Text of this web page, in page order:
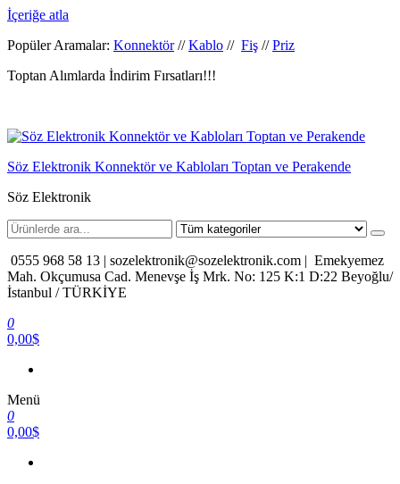
İçeriğe atla
Popüler Aramalar: Konnektör//Kablo // Fiş //Priz
Toptan Alımlarda İndirim Fırsatları!!!
Söz Elektronik Konnektör ve Kabloları Toptan ve Perakende
Söz Elektronik
0555 968 58 13 | sozelektronik@sozelektronik.com | Emekyemez
Mah. Okçumusa Cad. Menevşe İş Mrk. No: 125 K:1 D:22 Beyoğlu/
İstanbul / TÜRKİYE
0
0,00$
Menü
0
0,00$